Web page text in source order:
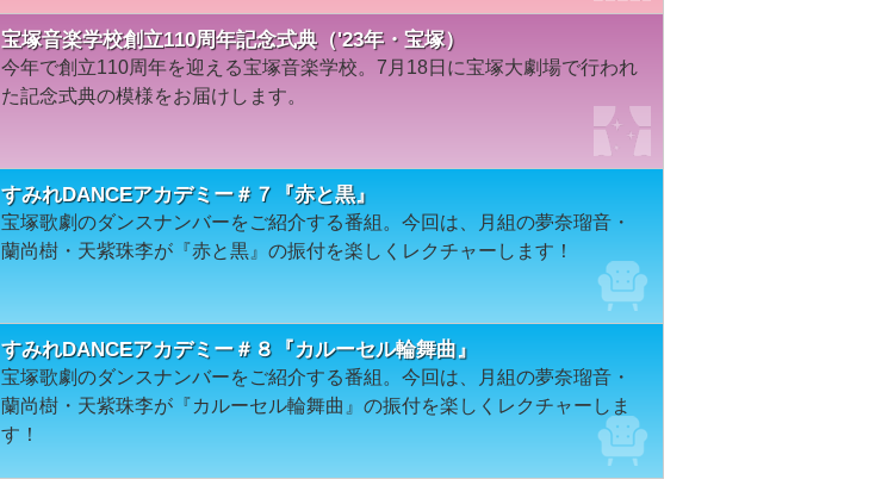
宝塚音楽学校創立110周年記念式典（'23年・宝塚）
今年で創立110周年を迎える宝塚音楽学校。7月18日に宝塚大劇場で行われ
た記念式典の模様をお届けします。
すみれDANCEアカデミー＃７『赤と黒』
宝塚歌劇のダンスナンバーをご紹介する番組。今回は、月組の夢奈瑠音・
蘭尚樹・天紫珠李が『赤と黒』の振付を楽しくレクチャーします！
すみれDANCEアカデミー＃８『カルーセル輪舞曲』
宝塚歌劇のダンスナンバーをご紹介する番組。今回は、月組の夢奈瑠音・
蘭尚樹・天紫珠李が『カルーセル輪舞曲』の振付を楽しくレクチャーしま
す！